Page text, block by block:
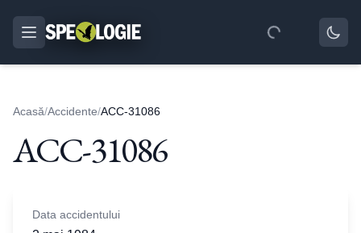
Acasă/Accidente/ACC-31086
ACC-31086
Data accidentului